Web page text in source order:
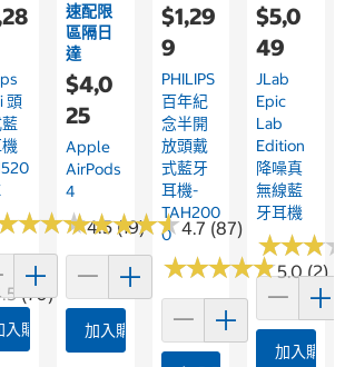
(70)
頭
★★★
★★★4.5 (19)
入購物車
速配限
區隔日
達
$4,0
25
Apple
AirPods
4
★★★★★
★★★★★4.7 (87)
加入購物車
$1,29
9
PHILIPS
百年紀
念半開
放頭戴
式藍牙
耳機-
TAH200
0
★★★★★
★★★★★5.0 (2)
$5,0
49
JLab
Epic
Lab
Edition
降噪真
無線藍
牙耳機
★★★
★★★
加入購物